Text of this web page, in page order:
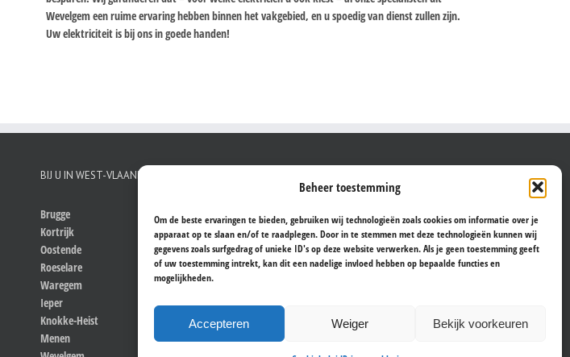
Beheer toestemming
Om de beste ervaringen te bieden, gebruiken wij technologieën zoals cookies om informatie over je
apparaat op te slaan en/of te raadplegen. Door in te stemmen met deze technologieën kunnen wij
gegevens zoals surfgedrag of unieke ID's op deze website verwerken. Als je geen toestemming geeft
of uw toestemming intrekt, kan dit een nadelige invloed hebben op bepaalde functies en
mogelijkheden.
Accepteren Weiger Bekijk voorkeuren
Wevelgem een ruime ervaring hebben binnen het vakgebied, en u spoedig van dienst zullen zijn.
Uw elektriciteit is bij ons in goede handen!
BIJ U IN WEST-VLAANDEREN
Brugge
Kortrijk
Oostende
Roeselare
Waregem
Ieper
Knokke-Heist
Menen
Aalst
Antwerpen
Brugge
Brussel
Hasselt
Leuven